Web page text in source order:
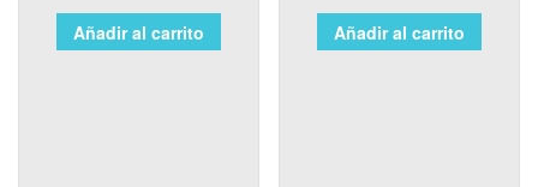
Añadir al carrito Añadir al carrito